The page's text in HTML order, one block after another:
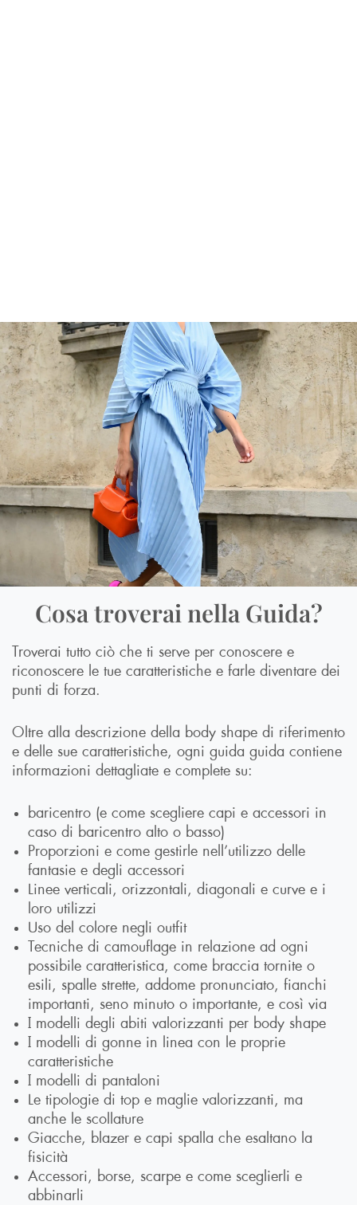
Cosa troverai nella Guida?
Troverai tutto ciò che ti serve per conoscere e
riconoscere le tue caratteristiche e farle diventare dei
punti di forza.
Oltre alla descrizione della body shape di riferimento
e delle sue caratteristiche, ogni guida guida contiene
informazioni dettagliate e complete su:
baricentro (e come scegliere capi e accessori in
caso di baricentro alto o basso)
Proporzioni e come gestirle nell’utilizzo delle
fantasie e degli accessori
Linee verticali, orizzontali, diagonali e curve e i
loro utilizzi
Uso del colore negli outfit
Tecniche di camouflage in relazione ad ogni
possibile caratteristica, come braccia tornite o
esili, spalle strette, addome pronunciato, fianchi
importanti, seno minuto o importante, e così via
I modelli degli abiti valorizzanti per body shape
I modelli di gonne in linea con le proprie
caratteristiche
I modelli di pantaloni
Le tipologie di top e maglie valorizzanti, ma
anche le scollature
Giacche, blazer e capi spalla che esaltano la
fisicità
Accessori, borse, scarpe e come sceglierli e
abbinarli